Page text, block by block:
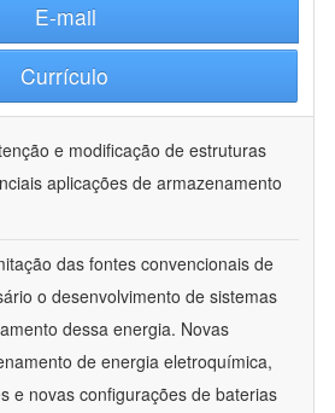
E-mail
Currículo
e modificação de estruturas
aplicações de armazenamento
das fontes convencionais de
o desenvolvimento de sistemas
dessa energia. Novas
de energia eletroquímica,
e novas configurações de baterias